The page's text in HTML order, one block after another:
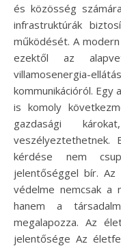
és közösség
infrastruktúrák
működését. A
ezektől az
kommunikációról. Egy
is komoly
gazdasági
kérdése nem
jelentőséggel bír.
védelme nemcsak a
hanem a
megalapozza. Az
jelentősége Az